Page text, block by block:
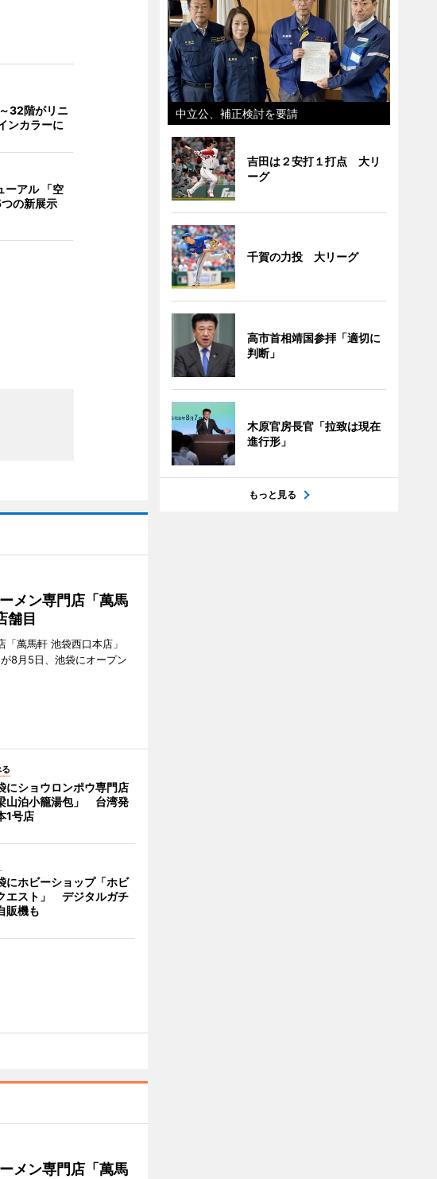
32階がリニ
ンカラーに
ーアル 「空
の新展示
メン専門店「萬馬
目
「萬馬軒 池袋西口本店」
が8月5日、池袋にオープン
にショウロンポウ専門店
山泊小籠湯包」 台湾発
1号店
にホビーショップ「ホビ
エスト」 デジタルガチ
販機も
メン専門店「萬馬
中立公、補正検討を要請
吉田は２安打１打点 大リ
ーグ
千賀の力投 大リーグ
高市首相靖国参拝「適切に
判断」
木原官房長官「拉致は現在
進行形」
もっと見る